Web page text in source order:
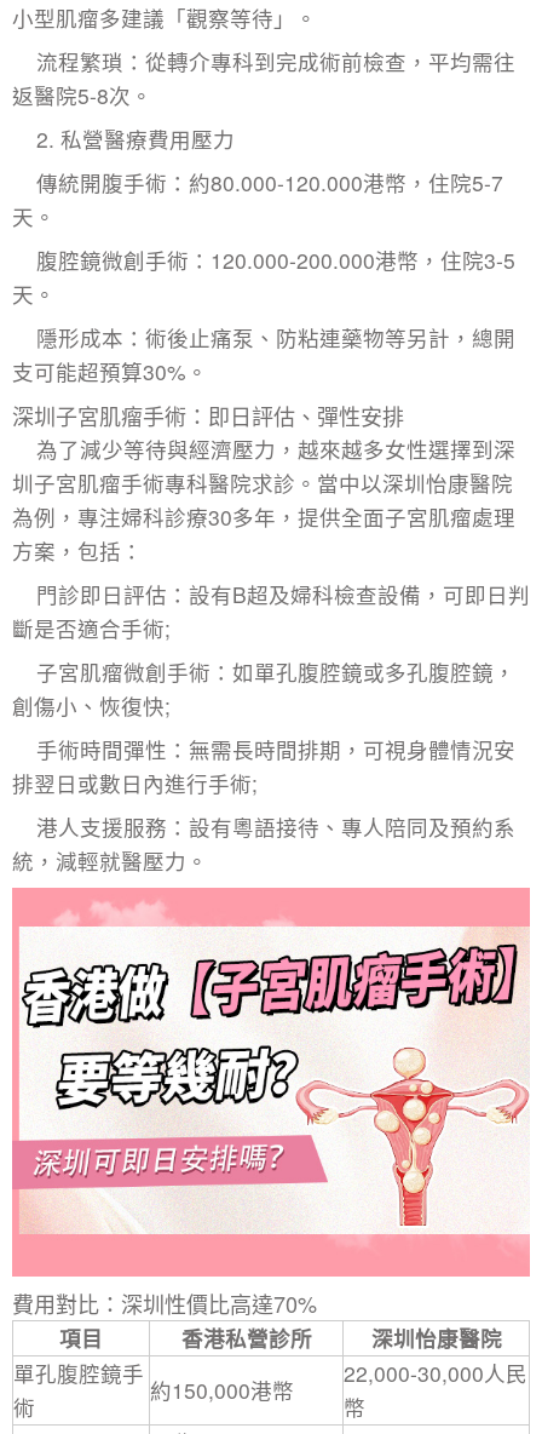
小型肌瘤多建議「觀察等待」。
流程繁瑣：從轉介專科到完成術前檢查，平均需往
返醫院5-8次。
2. 私營醫療費用壓力
傳統開腹手術：約80.000-120.000港幣，住院5-7
天。
腹腔鏡微創手術：120.000-200.000港幣，住院3-5
天。
隱形成本：術後止痛泵、防粘連藥物等另計，總開
支可能超預算30%。
深圳子宮肌瘤手術：即日評估、彈性安排
為了減少等待與經濟壓力，越來越多女性選擇到深
圳子宮肌瘤手術專科醫院求診。當中以深圳怡康醫院
為例，專注婦科診療30多年，提供全面子宮肌瘤處理
方案，包括：
門診即日評估：設有B超及婦科檢查設備，可即日判
斷是否適合手術;
子宮肌瘤微創手術 ：如單孔腹腔鏡或多孔腹腔鏡，
創傷小、恢復快;
手術時間彈性：無需長時間排期，可視身體情況安
排翌日或數日內進行手術;
港人支援服務：設有粵語接待、專人陪同及預約系
統，減輕就醫壓力。
費用對比：深圳性價比高達70%
項目 香港私營診所
深圳怡康醫院
單孔腹腔鏡手
術
約150,000港幣
22,000-30,000人民
幣